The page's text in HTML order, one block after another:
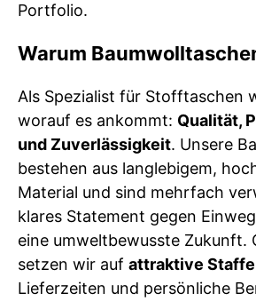
Portfolio.
Warum
Als Spezialist für Stofftaschen
worauf es ankommt: Qualität,
und Zuverlässigkeit. Unsere
bestehen aus langlebigem,
Material und sind mehrfach
klares Statement gegen
eine umweltbewusste Zukunft.
setzen wir auf attraktive
Lieferzeiten und persönliche